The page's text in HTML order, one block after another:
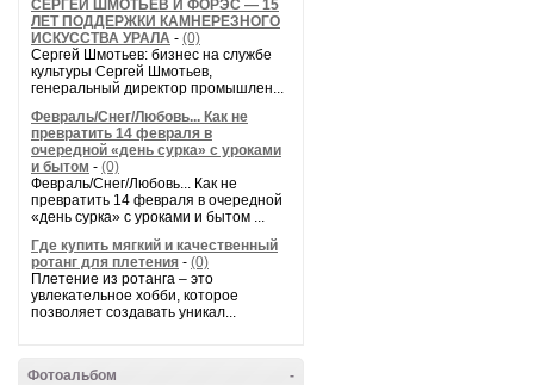
СЕРГЕЙ ШМОТЬЕВ И ФОРЭС — 15
ЛЕТ ПОДДЕРЖКИ КАМНЕРЕЗНОГО
ИСКУССТВА УРАЛА - (0)
Сергей Шмотьев: бизнес на службе
культуры Сергей Шмотьев,
генеральный директор промышлен...
Февраль/Снег/Любовь... Как не
превратить 14 февраля в
очередной «день сурка» с уроками
и бытом - (0)
Февраль/Снег/Любовь... Как не
превратить 14 февраля в очередной
«день сурка» с уроками и бытом ...
Где купить мягкий и качественный
ротанг для плетения - (0)
Плетение из ротанга – это
увлекательное хобби, которое
позволяет создавать уникал...
-
Фотоальбом